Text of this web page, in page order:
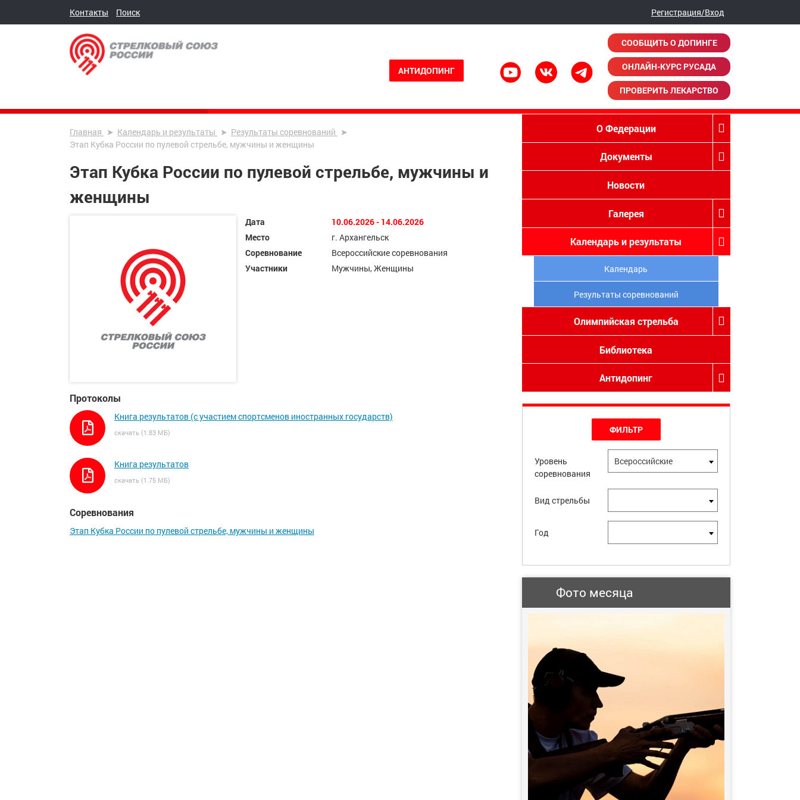
Контакты Поиск Регистрация/Вход
АНТИДОПИНГ
СООБЩИТЬ О ДОПИНГЕ
ОНЛАЙН-КУРС РУСАДА
ПРОВЕРИТЬ ЛЕКАРСТВО
Главная Календарь и результаты
Результаты соревнований
Этап Кубка России по пулевой стрельбе, мужчины и женщины
Этап Кубка России по пулевой стрельбе, мужчины и
женщины
Дата
10.06.2026 - 14.06.2026
Место
г. Архангельск
Соревнование
Всероссийские соревнования
Участники
Мужчины, Женщины
Протоколы
Книга результатов (с участием спортсменов иностранных государств)
скачать (1.83 МБ)
Книга результатов
скачать (1.75 МБ)
Соревнования
Этап Кубка России по пулевой стрельбе, мужчины и женщины
О Федерации
Документы
Новости
Галерея
Календарь и результаты
Календарь
Результаты соревнований
Олимпийская стрельба
Библиотека
Антидопинг
ФИЛЬТР
Уровень
соревнования
Всероссийские
Вид стрельбы
Год
Фото месяца